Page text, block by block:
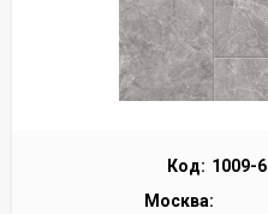
Код: 1009-6
Москва: